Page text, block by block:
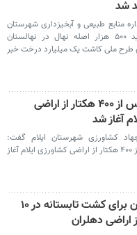
شد
منابع طبیعی و آبخیزداری شهرستان
دهلران از تولید ۵۰۰ هزار اصله نهال در نهالستان
طرح ملی کاشت یک میلیارد درخت خبر
برداشت عدس از ۴۰۰ هکتار از اراضی
آغاز شد
کشاورزی شهرستان ایلام گفت:
برداشت عدس از ۴۰۰ هکتار از اراضی کشاورزی ایلام آغاز
خیز کشاورزان برای کشت تابستانه در ۱۰
اراضی دهلران